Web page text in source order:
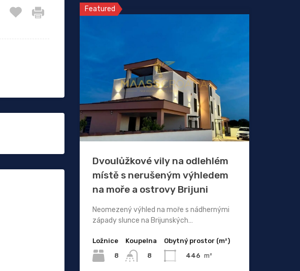
Featured
Dvoulůžkové vily na odlehlém
místě s nerušeným výhledem
na moře a ostrovy Brijuni
Neomezený výhled na moře s nádhernými
západy slunce na Brijunských…
Ložnice
8
Koupelna
8
Obytný prostor (m²)
446 m²